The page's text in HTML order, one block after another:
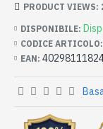
DISPONIBILE:
CODICE ARTICOLO:
EAN:
PRODUCT VIEWS: